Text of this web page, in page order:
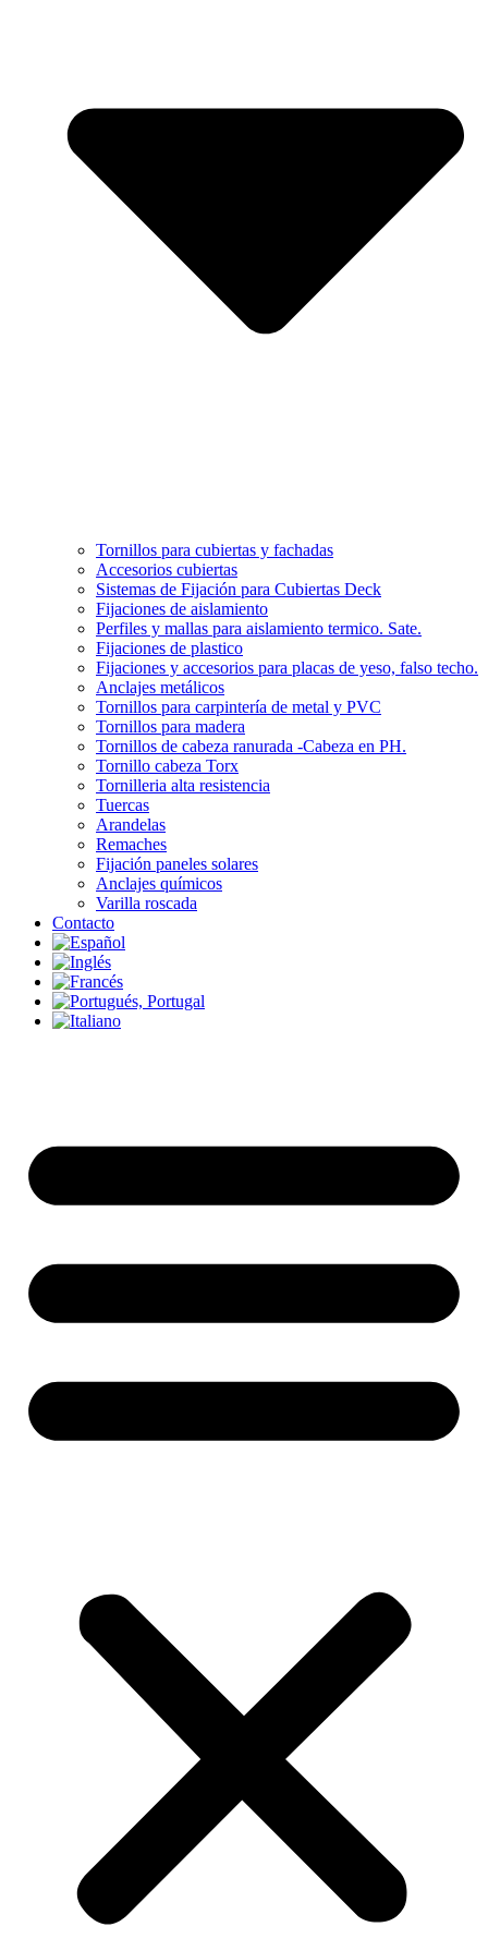
Tornillos para cubiertas y fachadas
Accesorios cubiertas
Sistemas de Fijación para Cubiertas Deck
Fijaciones de aislamiento
Perfiles y mallas para aislamiento termico. Sate.
Fijaciones de plastico
Fijaciones y accesorios para placas de yeso, falso techo.
Anclajes metálicos
Tornillos para carpintería de metal y PVC
Tornillos para madera
Tornillos de cabeza ranurada -Cabeza en PH.
Tornillo cabeza Torx
Tornilleria alta resistencia
Tuercas
Arandelas
Remaches
Fijación paneles solares
Anclajes químicos
Varilla roscada
Contacto